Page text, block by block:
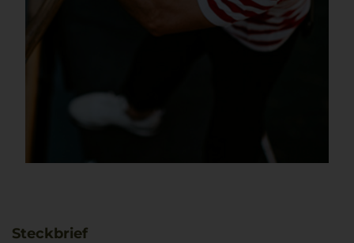
Steckbrief